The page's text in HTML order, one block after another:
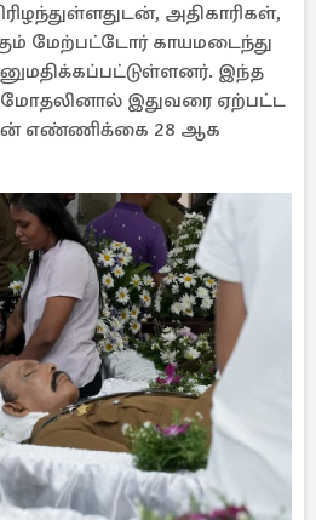
அதிகாரிகள்,
மேற்பட்டோர் காயமடைந்து
இந்த
இதுவரை ஏற்பட்ட
எண்ணிக்கை 28 ஆக